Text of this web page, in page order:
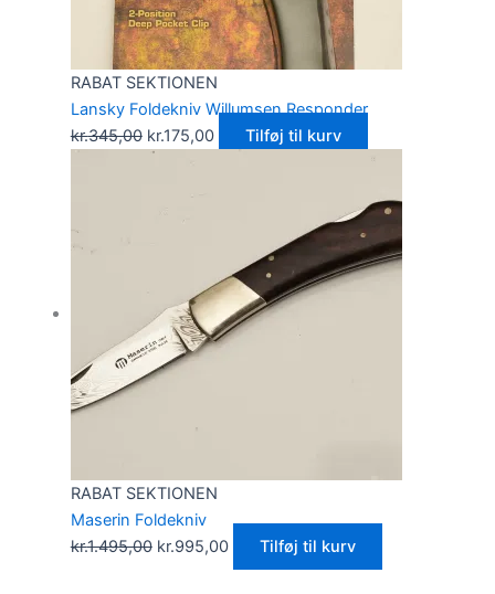
RABAT SEKTIONEN
Lansky Foldekniv Willumsen Responder
kr.345,00 kr.175,00 Tilføj til kurv
RABAT SEKTIONEN
Maserin Foldekniv
kr.1.495,00 kr.995,00 Tilføj til kurv